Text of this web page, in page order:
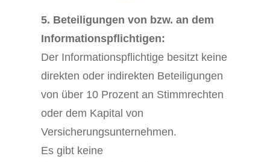
5. Beteiligungen von bzw. an dem
Informationspflichtigen:
Der Informationspflichtige besitzt keine
direkten oder indirekten Beteiligungen
von über 10 Prozent an Stimmrechten
oder dem Kapital von
Versicherungsunternehmen.
Es gibt keine